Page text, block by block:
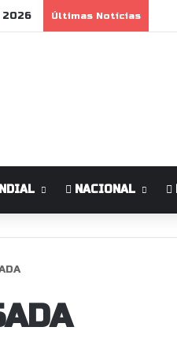
2026 Últimas Notícias
NACIONAL